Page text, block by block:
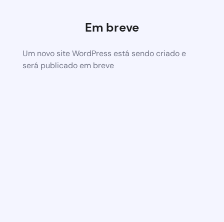
Em breve
Um novo site WordPress está sendo criado e
será publicado em breve